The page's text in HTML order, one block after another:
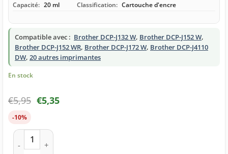
Capacité: 20 ml Classification: Cartouche d'encre
Compatible avec : Brother DCP-J132 W, Brother DCP-J152 W,
Brother DCP-J152 WR, Brother DCP-J172 W, Brother DCP-J4110
DW, 20 autres imprimantes
En stock
€5,95 €5,35
-10%
quantité de Cartouche d'encre compatible Brother LC123 BK